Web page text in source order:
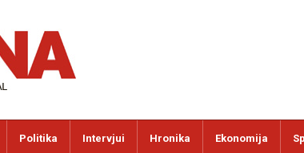
Politika Intervjui Hronika Ekonomija